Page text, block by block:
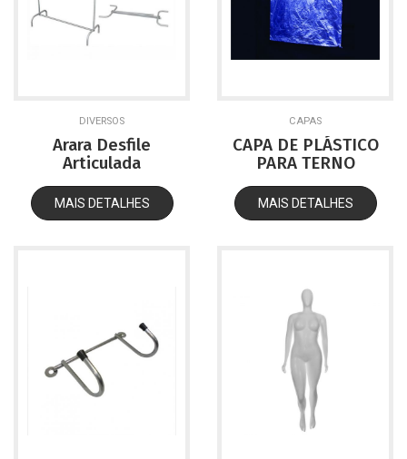
DIVERSOS
Arara Desfile
Articulada
MAIS DETALHES
CAPAS
CAPA DE PLÁSTICO
PARA TERNO
MAIS DETALHES